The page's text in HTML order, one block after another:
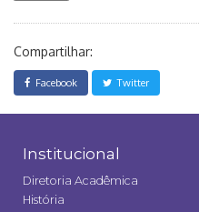
Compartilhar:
Facebook Twitter
Institucional
Diretoria Acadêmica
História